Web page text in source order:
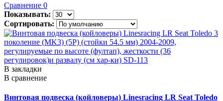
Сравнение 0
Показывать:
Сортировать:
В закладки
В сравнение
Винтовая подвеска (койловеры) Linesracing LR Seat Toledo